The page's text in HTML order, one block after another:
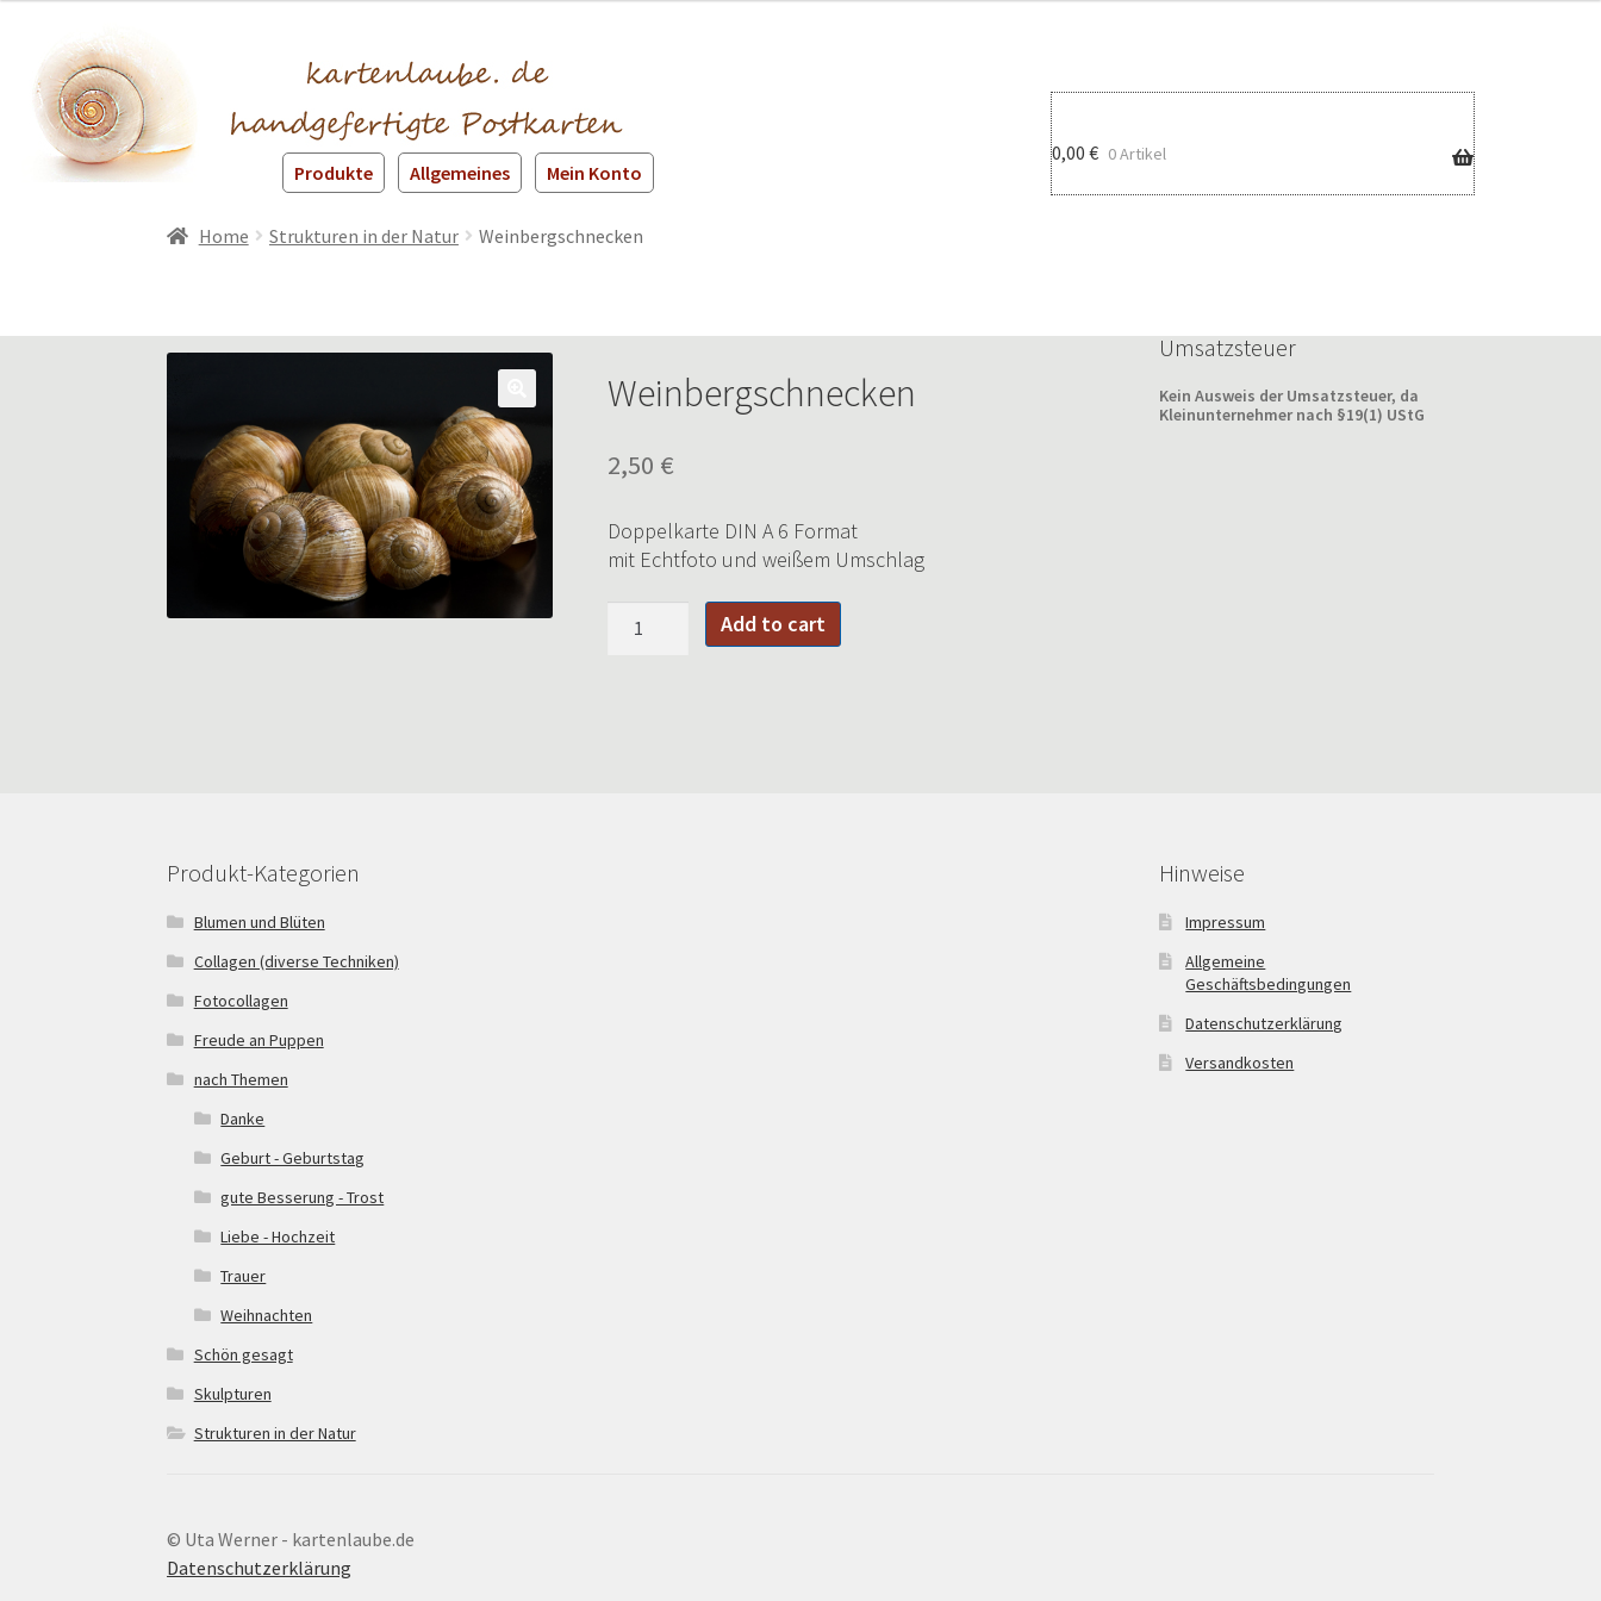
Produkte Allgemeines Mein Konto
0,00 € 0 Artikel
Home Strukturen in der Natur Weinbergschnecken
Weinbergschnecken
2,50 €
Doppelkarte DIN A 6 Format
mit Echtfoto und weißem Umschlag
WeinbergschneckenAdd to cart
Umsatzsteuer
Kein Ausweis der Umsatzsteuer, da
Kleinunternehmer nach §19(1) UStG
Produkt-Kategorien
Blumen und Blüten
Collagen (diverse Techniken)
Fotocollagen
Freude an Puppen
nach Themen
Danke
Geburt - Geburtstag
gute Besserung - Trost
Liebe - Hochzeit
Trauer
Weihnachten
Schön gesagt
Skulpturen
Strukturen in der Natur
Hinweise
Impressum
Allgemeine
Geschäftsbedingungen
Datenschutzerklärung
Versandkosten
© Uta Werner - kartenlaube.de
Datenschutzerklärung